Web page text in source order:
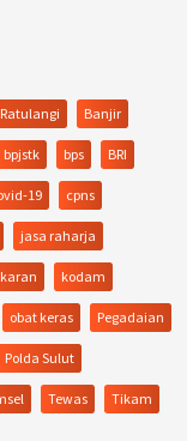
Banjir
bpjstk bps BRI
19 cpns
jasa raharja
kodam
obat keras Pegadaian
Polda Sulut
Tewas Tikam